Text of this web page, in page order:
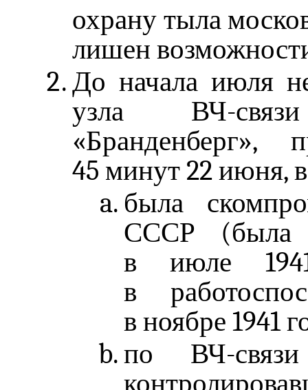
охрану тыла
лишен
До начала июля
узла ВЧ-
45 минут 22 июня, в
была
СССР (была
в июле
в
в ноябре 1941
по ВЧ-